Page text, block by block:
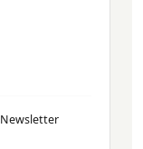
Newsletter